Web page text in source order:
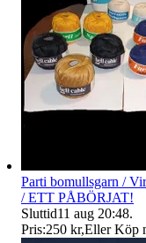
Parti bomullsgarn /
/ ETT PÅBÖRJAT!
Sluttid11 aug 20:48.
Pris:250 kr,Eller Köp